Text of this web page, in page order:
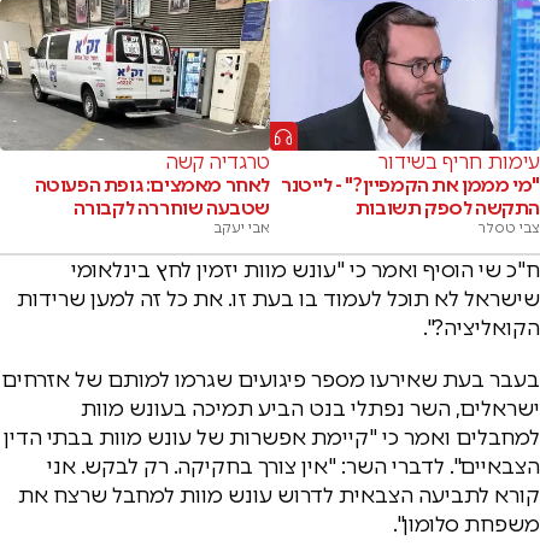
עימות חריף בשידור
"מי מממן את הקמפיין?" - לייטנר
התקשה לספק תשובות
צבי טסלר
טרגדיה קשה
לאחר מאמצים: גופת הפעוטה
שטבעה שוחררה לקבורה
אבי יעקב
ח"כ שי הוסיף ואמר כי "עונש מוות יזמין לחץ בינלאומי
שישראל לא תוכל לעמוד בו בעת זו. את כל זה למען שרידות
הקואליציה?".
בעבר בעת שאירעו מספר פיגועים שגרמו למותם של אזרחים
ישראלים, השר נפתלי בנט הביע תמיכה בעונש מוות
למחבלים ואמר כי "קיימת אפשרות של עונש מוות בבתי הדין
הצבאיים". לדברי השר: "אין צורך בחקיקה. רק לבקש. אני
קורא לתביעה הצבאית לדרוש עונש מוות למחבל שרצח את
משפחת סלומון".